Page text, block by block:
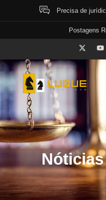
Precisa de
Postagens